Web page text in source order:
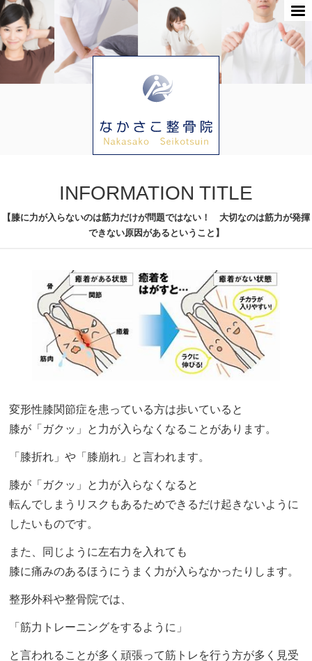
INFORMATION TITLE
【膝に力が入らないのは筋力だけが問題ではない！ 大切なのは筋力が発揮
できない原因があるということ】
変形性膝関節症を患っている方は歩いていると
膝が「ガクッ」と力が入らなくなることがあります。
「膝折れ」や「膝崩れ」と言われます。
膝が「ガクッ」と力が入らなくなると
転んでしまうリスクもあるためできるだけ起きないように
したいものです。
また、同じように左右力を入れても
膝に痛みのあるほうにうまく力が入らなかったりします。
整形外科や整骨院では、
「筋力トレーニングをするように」
と言われることが多く頑張って筋トレを行う方が多く見受